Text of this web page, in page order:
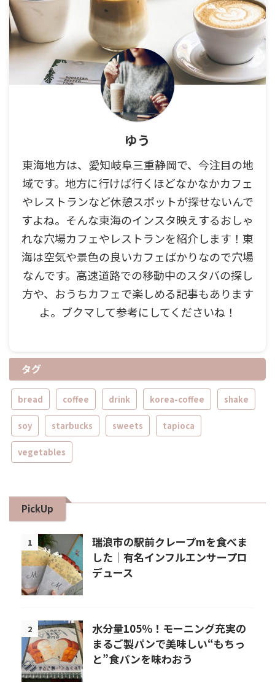
ゆう
東海地方は、愛知岐阜三重静岡で、今注目の地
域です。地方に行けば行くほどなかなかカフェ
やレストランなど休憩スポットが探せないんで
すよね。そんな東海のインスタ映えするおしゃ
れな穴場カフェやレストランを紹介します！東
海は空気や景色の良いカフェばかりなので穴場
なんです。高速道路での移動中のスタバの探し
方や、おうちカフェで楽しめる記事もあります
よ。ブクマして参考にしてくださいね！
タグ
bread coffee drink korea-coffee shake
soy starbucks sweets tapioca
vegetables
PickUp
1
瑞浪市の駅前クレープmを食べま
した｜有名インフルエンサープロ
デュース
2
水分量105％！モーニング充実の
まるご製パンで美味しい“もちっ
と”食パンを味わおう